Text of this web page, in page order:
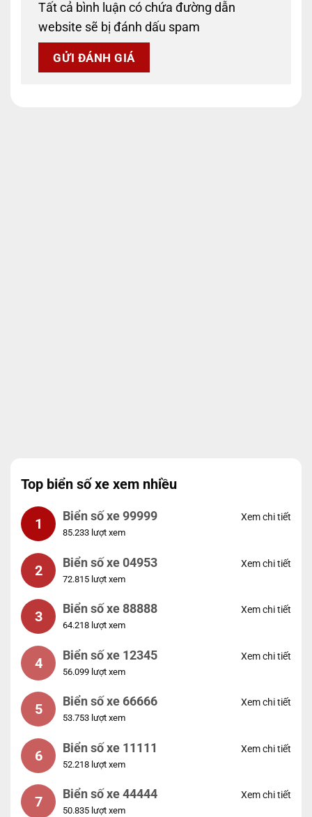
Tất cả bình luận có chứa đường dẫn
website sẽ bị đánh dấu spam
Top biển số xe xem nhiều
1 Biển số xe 99999
85.233 lượt xem
Xem chi tiết
2 Biển số xe 04953
72.815 lượt xem
Xem chi tiết
3 Biển số xe 88888
64.218 lượt xem
Xem chi tiết
4 Biển số xe 12345
56.099 lượt xem
Xem chi tiết
5 Biển số xe 66666
53.753 lượt xem
Xem chi tiết
6 Biển số xe 11111
52.218 lượt xem
Xem chi tiết
7 Biển số xe 44444
50.835 lượt xem
Xem chi tiết